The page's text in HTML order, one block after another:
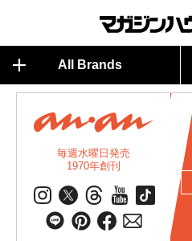
All Brands
毎週水曜日発売
1970年創刊